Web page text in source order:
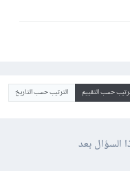
حسب التقييم الترتيب حسب التاريخ
السؤال بعد